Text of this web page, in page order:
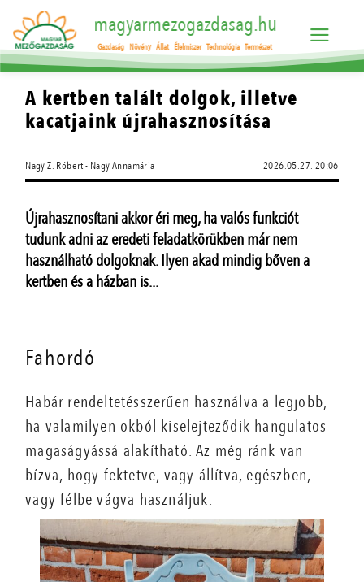
magyarmezogazdasag.hu
Gazdaság Növény Állat Élelmiszer Technológia Természet
A kertben talált dolgok, illetve
kacatjaink újrahasznosítása
Nagy Z. Róbert - Nagy Annamária 2026.05.27. 20:06
Újrahasznosítani akkor éri meg, ha valós funkciót
tudunk adni az eredeti feladatkörükben már nem
használható dolgoknak. Ilyen akad mindig bőven a
kertben és a házban is...
Fahordó
Habár rendeltetésszerűen használva a legjobb,
ha valamilyen okból kiselejteződik hangulatos
magaságyássá alakítható. Az még ránk van
bízva, hogy fektetve, vagy állítva, egészben,
vagy félbe vágva használjuk.